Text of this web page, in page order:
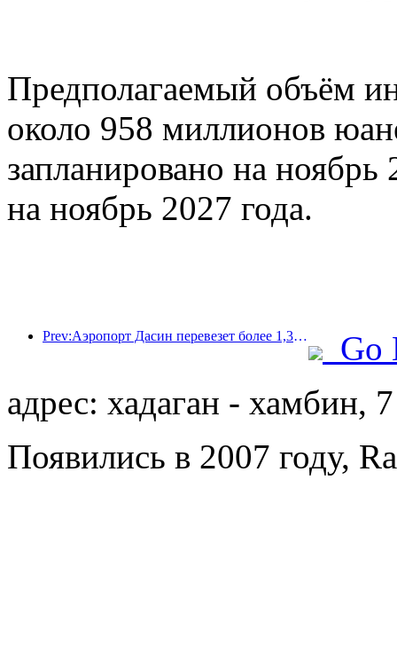
Предполагаемый объём
около 958 миллионов
запланировано на
на ноябрь 2027 года.
Prev:Аэропорт Дасин перевезет более 1,3 миллиона пассажиров в период празднования Дня независимости в 2025 году.
Go
адрес: хадаган - хамбин,
Появились в 2007 году,